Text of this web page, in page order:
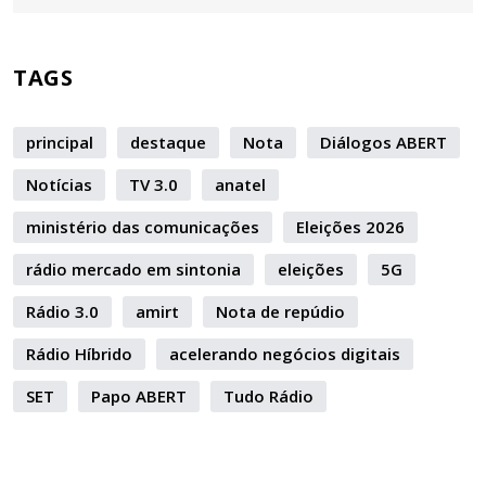
TAGS
principal destaque Nota
Diálogos ABERT
Notícias
TV 3.0
anatel
ministério das comunicações
Eleições 2026
rádio mercado em sintonia
eleições
5G
Rádio 3.0
amirt
Nota de repúdio
Rádio Híbrido
acelerando negócios digitais
SET
Papo ABERT Tudo Rádio